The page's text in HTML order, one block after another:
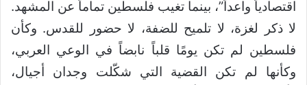
اقتصادياً واعداً”، بينما تغيب فلسطين تماماً عن المشهد.
لا ذكر لغزة، لا تلميح للضفة، لا حضور للقدس. وكأن
فلسطين لم تكن يومًا قلباً نابضاً في الوعي العربي،
وكأنها لم تكن القضية التي شكّلت وجدان أجيال،